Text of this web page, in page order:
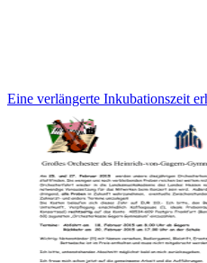
Eine verlängerte Inkubationszeit